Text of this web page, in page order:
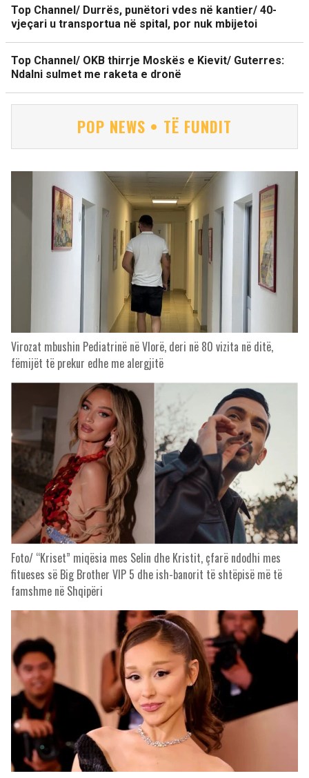
Top Channel/ Durrës, punëtori vdes në kantier/ 40-
vjeçari u transportua në spital, por nuk mbijetoi
Top Channel/ OKB thirrje Moskës e Kievit/ Guterres:
Ndalni sulmet me raketa e dronë
POP NEWS • TË FUNDIT
Virozat mbushin Pediatrinë në Vlorë, deri në 80 vizita në ditë,
fëmijët të prekur edhe me alergjitë
Foto/ “Kriset” miqësia mes Selin dhe Kristit, çfarë ndodhi mes
fitueses së Big Brother VIP 5 dhe ish-banorit të shtëpisë më të
famshme në Shqipëri